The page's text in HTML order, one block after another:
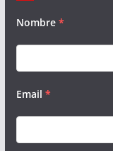
Nombre *
Email *